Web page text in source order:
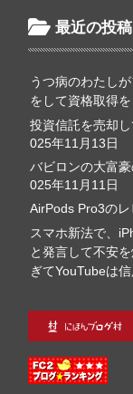
最近の投稿
うつ病のわたし
をして資格取得
投資信託を売却
025年11月13日
バビロンの大富
025年11月11日
AirPods Pro3のレ
スマホ新法で、
と発言して不安
ぎてYouTubeは